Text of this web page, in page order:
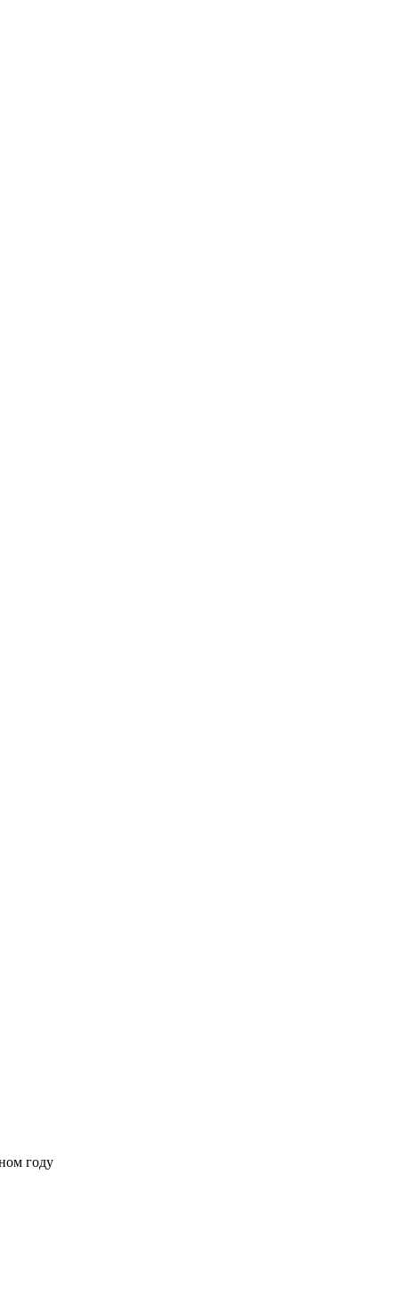
году